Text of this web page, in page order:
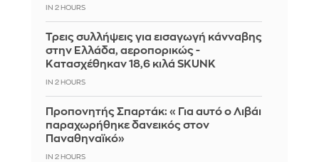
IN 2 HOURS
Τρεις συλλήψεις για εισαγωγή κάνναβης
στην Ελλάδα, αεροπορικώς -
Κατασχέθηκαν 18,6 κιλά SKUNK
IN 2 HOURS
Προπονητής Σπαρτάκ: «Για αυτό ο Λιβάι
παραχωρήθηκε δανεικός στον
Παναθηναϊκό»
IN 2 HOURS